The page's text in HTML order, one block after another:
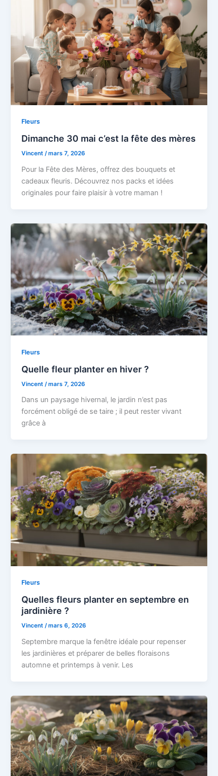
Fleurs
Dimanche 30 mai c’est la fête des mères
Vincent/mars 7, 2026
Pour la Fête des Mères, offrez des bouquets et
cadeaux fleuris. Découvrez nos packs et idées
originales pour faire plaisir à votre maman !
Fleurs
Quelle fleur planter en hiver ?
Vincent /mars 7, 2026
Dans un paysage hivernal, le jardin n’est pas
forcément obligé de se taire ; il peut rester vivant
grâce à
Fleurs
Quelles fleurs planter en septembre en
jardinière ?
Vincent/mars 6, 2026
Septembre marque la fenêtre idéale pour repenser
les jardinières et préparer de belles floraisons
automne et printemps à venir. Les